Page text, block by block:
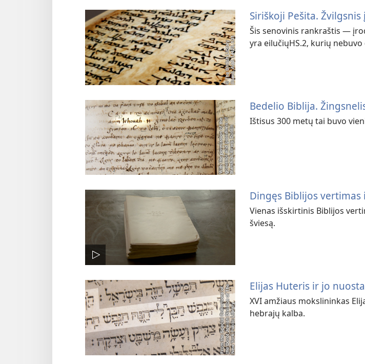
Siriškoji Pešita.
Šis senovinis rankraštis —
yra eilučiųHS.2, kurių
Bedelio Biblija.
Ištisus 300 metų tai buvo
Dingęs Biblijos vertimas
Vienas išskirtinis Biblijos
šviesą.
Elijas Huteris ir jo
XVI amžiaus mokslininkas
hebrajų kalba.